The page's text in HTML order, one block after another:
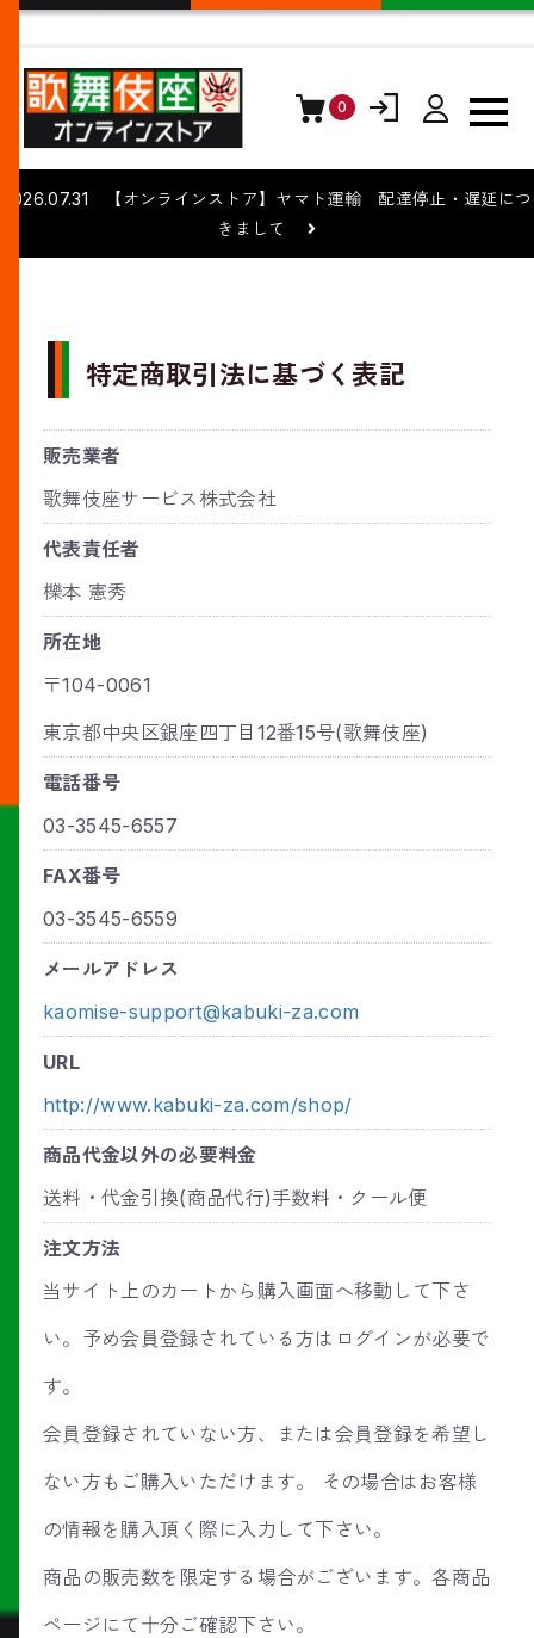
0
ログイン
2026.07.31 【オンラインストア】ヤマト運輸 配達停止・遅延につ
きまして
特定商取引法に基づく表記
販売業者
歌舞伎座サービス株式会社
代表責任者
櫟本 憲秀
所在地
〒104-0061
東京都中央区銀座四丁目12番15号(歌舞伎座)
電話番号
03-3545-6557
FAX番号
03-3545-6559
メールアドレス
kaomise-support@kabuki-za.com
URL
http://www.kabuki-za.com/shop/
商品代金以外の必要料金
送料・代金引換(商品代行)手数料・クール便
注文方法
当サイト上のカートから購入画面へ移動して下さ
い。予め会員登録されている方はログインが必要で
す。
会員登録されていない方、または会員登録を希望し
ない方もご購入いただけます。 その場合はお客様
の情報を購入頂く際に入力して下さい。
商品の販売数を限定する場合がございます。各商品
ページにて十分ご確認下さい。